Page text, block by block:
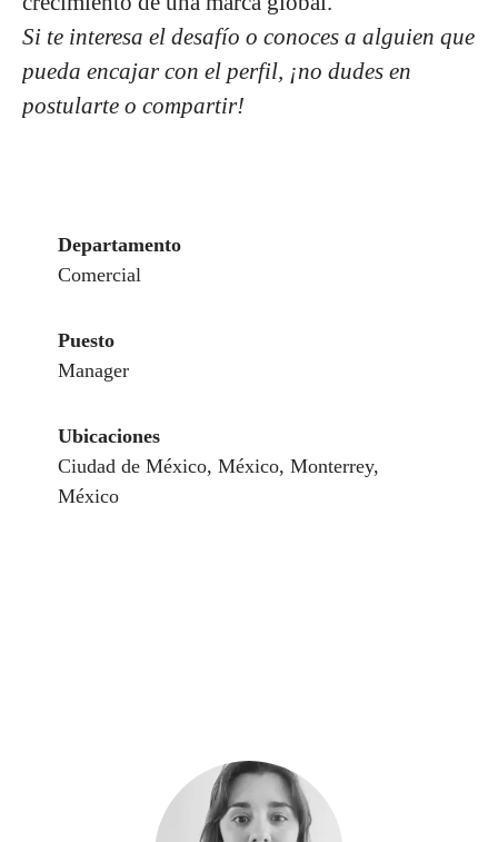
Si te interesa el desafío o conoces a alguien que
pueda encajar con el perfil, ¡no dudes en
postularte o compartir!
Departamento
Comercial
Puesto
Manager
Ubicaciones
Ciudad de México, México, Monterrey,
México